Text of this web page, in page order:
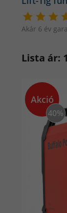
Akár 6 év
Lista ár:
Akció
40%